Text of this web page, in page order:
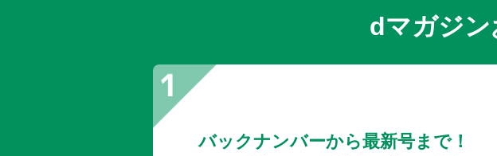
dマガジン
バックナンバーから最新号まで！